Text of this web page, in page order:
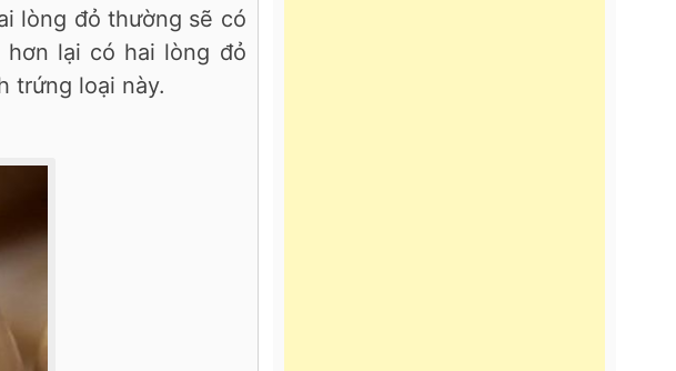
lòng đỏ thường sẽ có
lại có hai lòng đỏ
trứng loại này.